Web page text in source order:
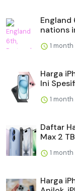
England
nations
1 month
Harga
Ini
1 month
Daftar
Max 2
1 month
Harga